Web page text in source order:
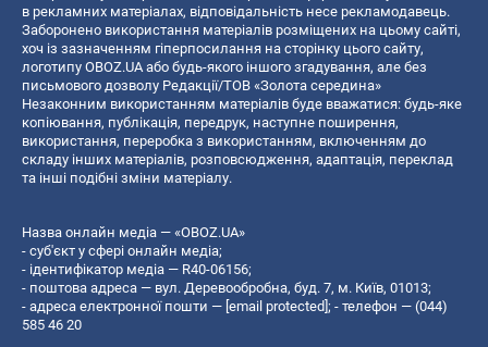
в рекламних матеріалах, відповідальність несе рекламодавець.
Заборонено використання матеріалів розміщених на цьому сайті,
хоч із зазначенням гіперпосилання на сторінку цього сайту,
логотипу OBOZ.UA або будь-якого іншого згадування, але без
письмового дозволу Редакції/ТОВ «Золота середина»
Незаконним використанням матеріалів буде вважатися: будь-яке
копiювання, публiкацiя, передрук, наступне поширення,
використання, переробка з використанням, включенням до
складу інших матеріалів, розповсюдження, адаптація, переклад
та інші подібні зміни матеріалу.
Назва онлайн медіа — «OBOZ.UA»
- суб'єкт у сфері онлайн медіа;
- ідентифікатор медіа — R40-06156;
- поштова адреса — вул. Деревообробна, буд. 7, м. Київ, 01013;
- адреса електронної пошти — [email protected]; - телефон — (044)
585 46 20